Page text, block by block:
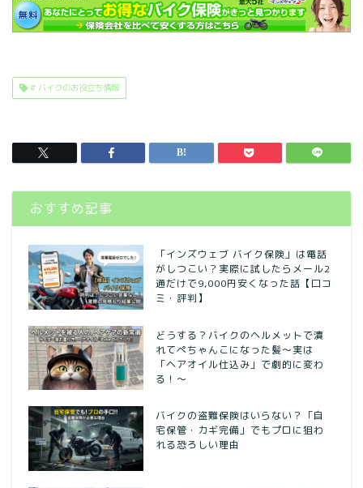
# バイクのお役立ち情報
おすすめ記事
「インズウェブ バイク保険」は電話
がしつこい？実際に試したらメール2
通だけで9,000円安くなった話【口コ
ミ・評判】
どうする？バイクのヘルメットで潰
れてぺちゃんこになった髪〜実は
「ヘアオイル仕込み」で劇的に変わ
る！〜
バイクの盗難保険はいらない？「自
宅保管・カギ完備」でもプロに狙わ
れる恐ろしい理由